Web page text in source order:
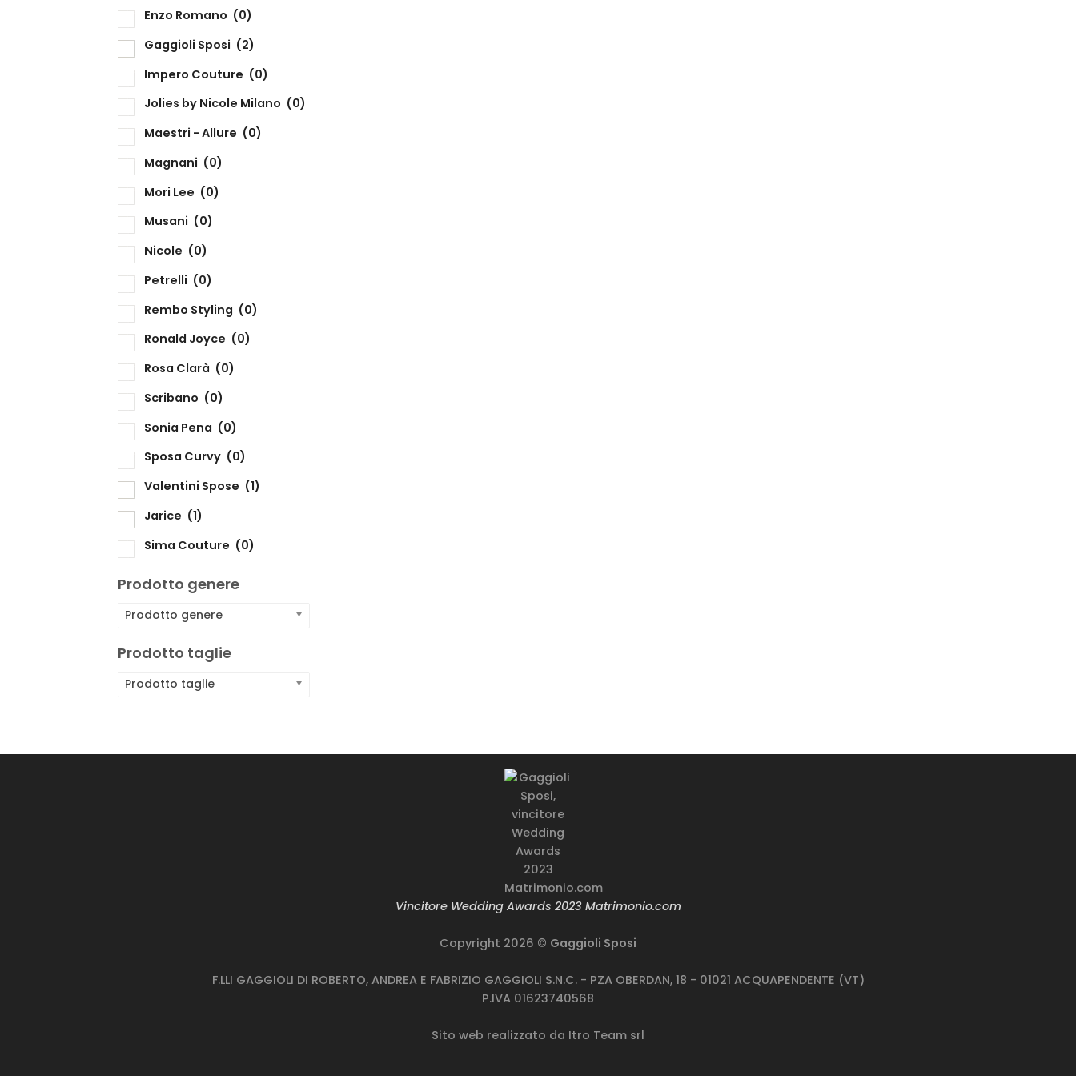
Enzo Romano (0)
Gaggioli Sposi (2)
Impero Couture (0)
Jolies by Nicole Milano (0)
Maestri - Allure (0)
Magnani (0)
Mori Lee (0)
Musani (0)
Nicole (0)
Petrelli (0)
Rembo Styling (0)
Ronald Joyce (0)
Rosa Clarà (0)
Scribano (0)
Sonia Pena (0)
Sposa Curvy (0)
Valentini Spose (1)
Jarice (1)
Sima Couture (0)
Prodotto genere
Prodotto genere
Prodotto taglie
Prodotto taglie
Prodotto genere
Vincitore Wedding Awards 2023 Matrimonio.com
Copyright 2026 © Gaggioli Sposi
F.LLI GAGGIOLI DI ROBERTO, ANDREA E FABRIZIO GAGGIOLI S.N.C. - PZA OBERDAN, 18 - 01021 ACQUAPENDENTE (VT)
P.IVA 01623740568
Sito web realizzato da Itro Team srl